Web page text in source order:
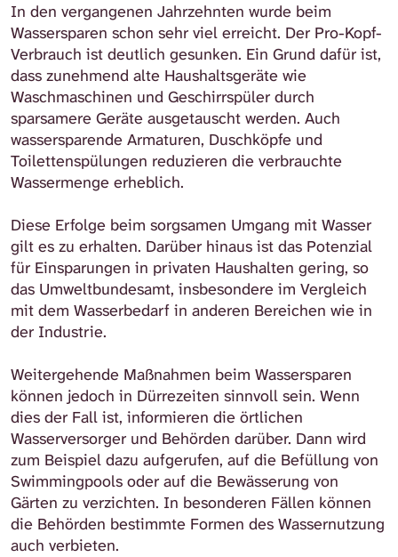
In den vergangenen Jahrzehnten wurde beim
Wassersparen schon sehr viel erreicht. Der Pro-Kopf-
Verbrauch ist deutlich gesunken. Ein Grund dafür ist,
dass zunehmend alte Haushaltsgeräte wie
Waschmaschinen und Geschirrspüler durch
sparsamere Geräte ausgetauscht werden. Auch
wassersparende Armaturen, Duschköpfe und
Toilettenspülungen reduzieren die verbrauchte
Wassermenge erheblich.
Diese Erfolge beim sorgsamen Umgang mit Wasser
gilt es zu erhalten. Darüber hinaus ist das Potenzial
für Einsparungen in privaten Haushalten gering, so
das Umweltbundesamt, insbesondere im Vergleich
mit dem Wasserbedarf in anderen Bereichen wie in
der Industrie.
Weitergehende Maßnahmen beim Wassersparen
können jedoch in Dürrezeiten sinnvoll sein. Wenn
dies der Fall ist, informieren die örtlichen
Wasserversorger und Behörden darüber. Dann wird
zum Beispiel dazu aufgerufen, auf die Befüllung von
Swimmingpools oder auf die Bewässerung von
Gärten zu verzichten. In besonderen Fällen können
die Behörden bestimmte Formen des Wassernutzung
auch verbieten.